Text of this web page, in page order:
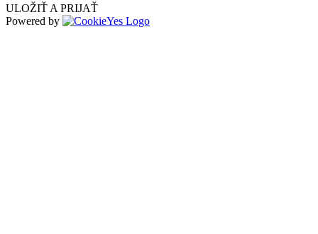
ULOŽIŤ A PRIJAŤ
Powered by